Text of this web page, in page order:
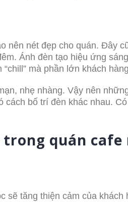
nên nét đẹp cho quán. Đây
Ánh đèn tạo hiệu ứng
mà phần lớn khách
nhẹ nhàng. Vậy nên
cách bố trí đèn khác nhau.
trong quán
sẽ tăng thiện cảm của